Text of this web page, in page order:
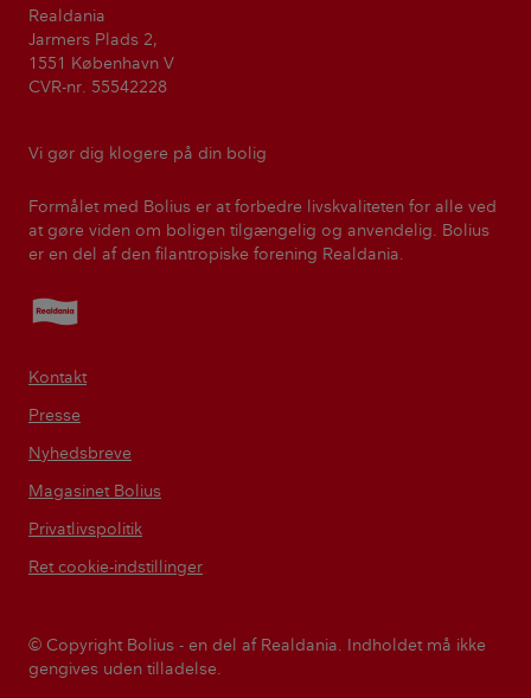
Realdania
Jarmers Plads 2,
1551 København V
CVR-nr. 55542228
Vi gør dig klogere på din bolig
Formålet med Bolius er at forbedre livskvaliteten for alle ved
at gøre viden om boligen tilgængelig og anvendelig. Bolius
er en del af den filantropiske forening Realdania.
Realdania
Kontakt
Presse
Nyhedsbreve
Magasinet Bolius
Privatlivspolitik
Ret cookie-indstillinger
© Copyright Bolius - en del af Realdania. Indholdet må ikke
gengives uden tilladelse.